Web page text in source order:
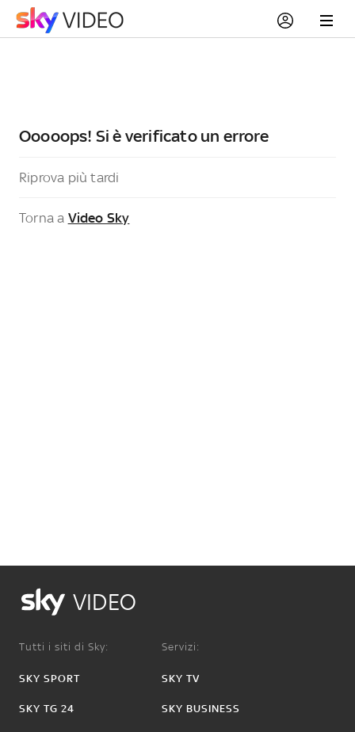
Ooooops! Si è verificato un errore
Riprova più tardi
Torna a Video Sky
VIDEO
Tutti i siti di Sky:
SKY SPORT
SKY TG 24
Servizi:
SKY TV
SKY BUSINESS